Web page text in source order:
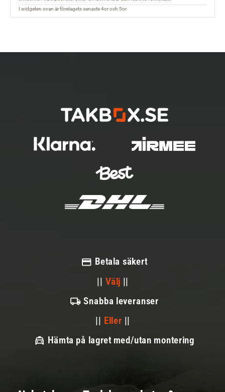
Betala säkert
|| Välj ||
Snabba leveranser
|| Eller ||
Hämta på lagret med/utan montering